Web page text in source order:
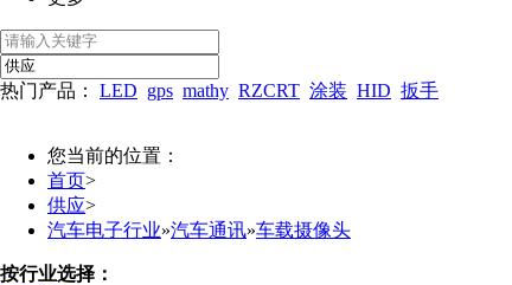
热门产品： LED gps mathy RZCRT 涂装 HID 扳手
您当前的位置：
首页>
供应>
汽车电子行业»汽车通讯»车载摄像头
按行业选择：